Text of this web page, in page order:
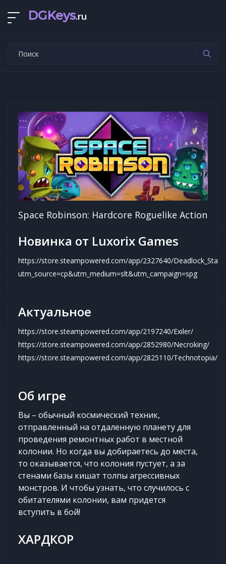
DGKeys.ru
Space Robinson: Hardcore Roguelike Action
Новинка от Luxorix Games
https://store.steampowered.com/app/2327640/
utm_source=cp&utm_medium=slt&utm_campaign=spg
Актуальное
https://store.steampowered.com/app/2197240/Exiler/
https://store.steampowered.com/app/2852980/Necroking/
https://store.steampowered.com/app/2825110/Technotopia/
Об игре
Вы – обычный космический техник,
отправленный на отдаленную планету для
проведения ремонтных работ в местной
колонии. Но когда вы добираетесь до места,
то оказывается, что колония пустует, а за
стенами базы кишат толпы агрессивных
монстров. И чтобы узнать, что случилось с
обитателями колонии, вам придется
вступить в бой!
ХАРДКОР